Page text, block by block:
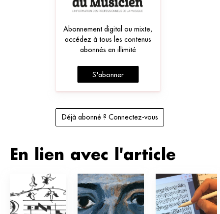
Abonnement digital ou mixte,
accédez à tous les contenus
abonnés en illimité
S'abonner
Déjà abonné ? Connectez-vous
En lien avec l'article